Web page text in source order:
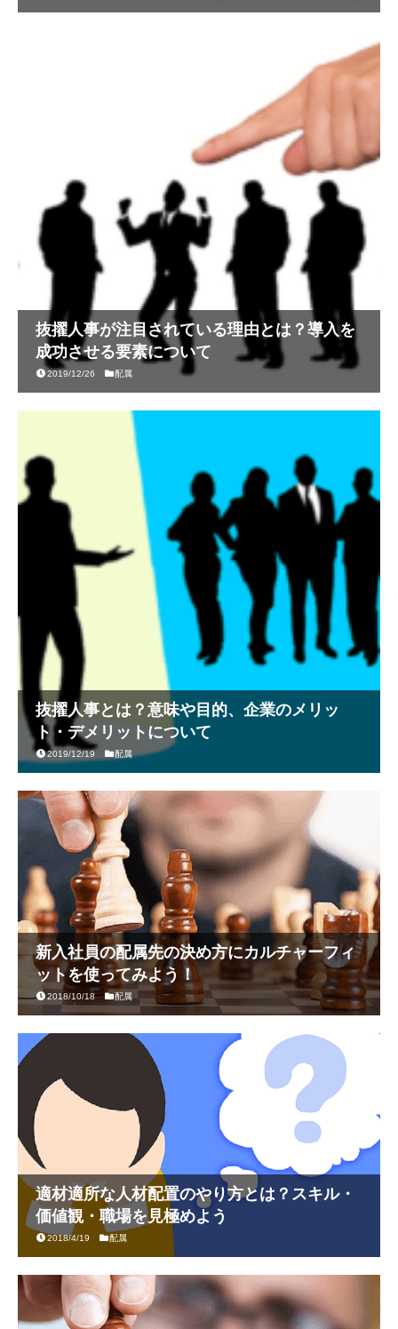
抜擢人事が注目されている理由とは？導入を
成功させる要素について
2019/12/26 配属
抜擢人事とは？意味や目的、企業のメリッ
ト・デメリットについて
2019/12/19 配属
新入社員の配属先の決め方にカルチャーフィ
ットを使ってみよう！
2018/10/18 配属
適材適所な人材配置のやり方とは？スキル・
価値観・職場を見極めよう
2018/4/19 配属